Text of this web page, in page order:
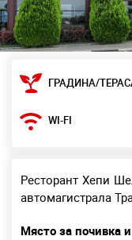
ГРАДИНА/
WI-FI
Ресторант Хепи
автомагистрала
Място за почивка